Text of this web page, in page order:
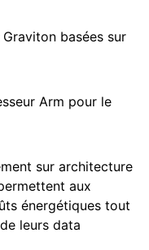
basées sur
Arm pour le
sur architecture
aux
énergétiques tout
leurs data